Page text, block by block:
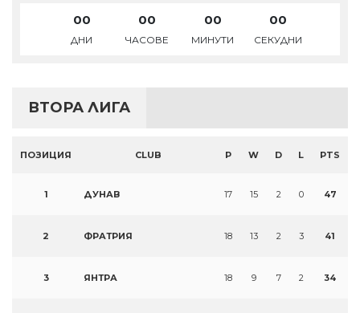
00
ДНИ
00
ЧАСОВЕ
00
МИНУТИ
00
СЕКУДНИ
ВТОРА ЛИГА
ПОЗИЦИЯ CLUB P W D L PTS
1 ДУНАВ 17 15 2 0 47
2 ФРАТРИЯ 18 13 2 3 41
3 ЯНТРА 18 9 7 2 34